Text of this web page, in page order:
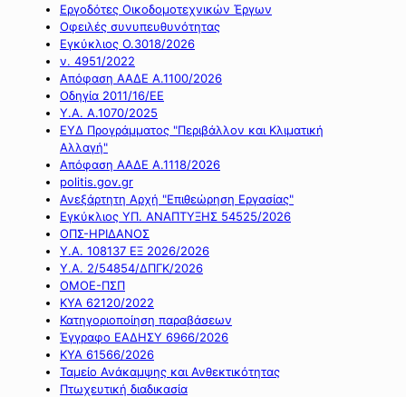
Εργοδότες Οικοδομοτεχνικών Έργων
Οφειλές συνυπευθυνότητας
Εγκύκλιος Ο.3018/2026
ν. 4951/2022
Απόφαση ΑΑΔΕ Α.1100/2026
Οδηγία 2011/16/ΕΕ
Υ.Α. Α.1070/2025
ΕΥΔ Προγράμματος "Περιβάλλον και Κλιματική
Αλλαγή"
Απόφαση ΑΑΔΕ Α.1118/2026
politis.gov.gr
Ανεξάρτητη Αρχή "Επιθεώρηση Εργασίας"
Εγκύκλιος ΥΠ. ΑΝΑΠΤΥΞΗΣ 54525/2026
ΟΠΣ-ΗΡΙΔΑΝΟΣ
Υ.Α. 108137 ΕΞ 2026/2026
Υ.Α. 2/54854/ΔΠΓΚ/2026
ΟΜΟΕ-ΠΣΠ
ΚΥΑ 62120/2022
Κατηγοριοποίηση παραβάσεων
Έγγραφο ΕΑΔΗΣΥ 6966/2026
ΚΥΑ 61566/2026
Ταμείο Ανάκαμψης και Ανθεκτικότητας
Πτωχευτική διαδικασία